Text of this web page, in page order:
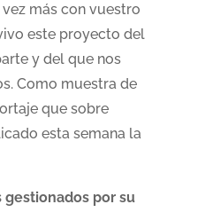
más con vuestro
este proyecto del
y del que nos
Como muestra de
que sobre
esta semana la
gestionados por su